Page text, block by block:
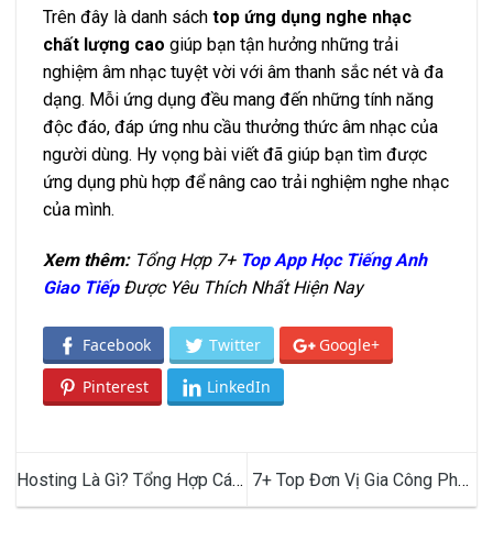
Trên đây là danh sách top ứng dụng nghe nhạc
chất lượng cao giúp bạn tận hưởng những trải
nghiệm âm nhạc tuyệt vời với âm thanh sắc nét và đa
dạng. Mỗi ứng dụng đều mang đến những tính năng
độc đáo, đáp ứng nhu cầu thưởng thức âm nhạc của
người dùng. Hy vọng bài viết đã giúp bạn tìm được
ứng dụng phù hợp để nâng cao trải nghiệm nghe nhạc
của mình.
Xem thêm: Tổng Hợp 7+ Top App Học Tiếng Anh
Giao TiếpĐược Yêu Thích Nhất Hiện Nay
Facebook Twitter Google+
Pinterest LinkedIn
Hosting Là Gì? Tổng Hợp Các
Loại Hosting Phổ Biến Trên
7+ Top Đơn Vị Gia Công Phần
Mềm Chất Lượng, Đáng Tin